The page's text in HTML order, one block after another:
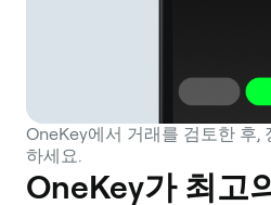
OneKey에서 거래를 검토한 후,
하세요.
OneKey가 최고